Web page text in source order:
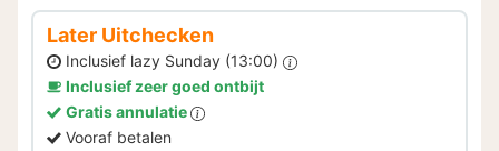
Later Uitchecken
Inclusief lazy Sunday (13:00)
Inclusief zeer goed ontbijt
Gratis annulatie
Vooraf betalen